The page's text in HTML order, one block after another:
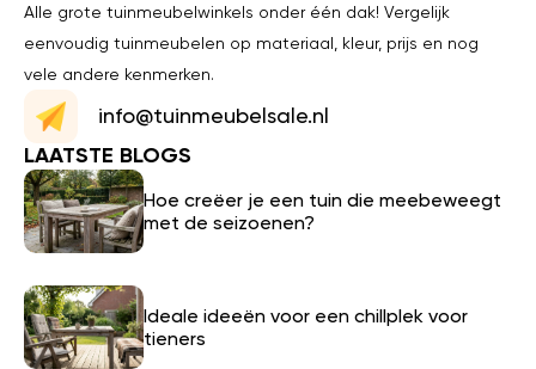
Alle grote tuinmeubelwinkels onder één dak! Vergelijk
eenvoudig tuinmeubelen op materiaal, kleur, prijs en nog
vele andere kenmerken.
info@tuinmeubelsale.nl
LAATSTE BLOGS
Hoe creëer je een tuin die meebeweegt
met de seizoenen?
Ideale ideeën voor een chillplek voor
tieners